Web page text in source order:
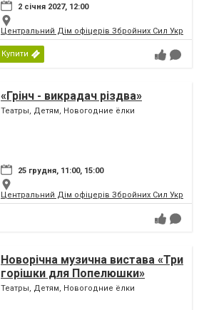
2 січня 2027, 12:00
Центральний Дім офіцерів Збройних Сил
Купити
«Грінч - викрадач різдва»
Театры, Детям, Новогодние ёлки
25 грудня, 11:00, 15:00
Центральний Дім офіцерів Збройних Сил
Новорічна музична вистава «Три
горішки для Попелюшки»
Театры, Детям, Новогодние ёлки